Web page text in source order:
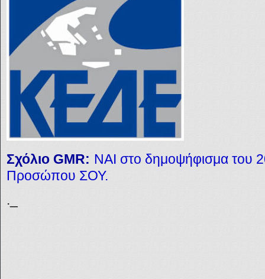
Σχόλιο GMR: ΝΑΙ στο δημοψήφισμα του
Προσώπου ΣΟΥ.
._